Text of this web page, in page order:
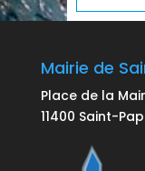
Mairie de
Place de la
11400 Saint-